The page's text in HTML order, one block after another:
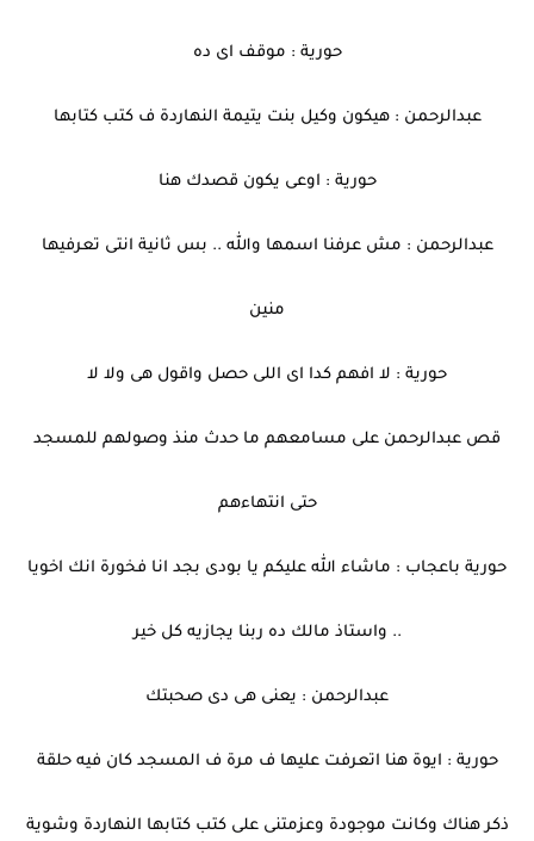
حورية : موقف اى ده
عبدالرحمن : هيكون وكيل بنت يتيمة النهاردة ف كتب كتابها
حورية : اوعى يكون قصدك هنا
عبدالرحمن : مش عرفنا اسمها والله .. بس ثانية انتى تعرفيها
منين
حورية : لا افهم كدا اى اللى حصل واقول هى ولا لا
قص عبدالرحمن على مسامعهم ما حدث منذ وصولهم للمسجد
حتى انتهاءهم
حورية باعجاب : ماشاء الله عليكم يا بودى بجد انا فخورة انك اخويا
.. واستاذ مالك ده ربنا يجازيه كل خير
عبدالرحمن : يعنى هى دى صحبتك
حورية : ايوة هنا اتعرفت عليها ف مرة ف المسجد كان فيه حلقة
ذكر هناك وكانت موجودة وعزمتنى على كتب كتابها النهاردة وشوية